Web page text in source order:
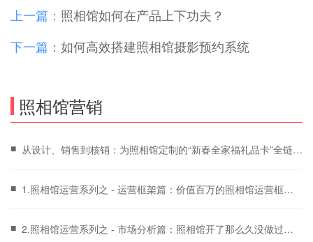
上一篇： 照相馆如何在产品上下功夫？
下一篇： 如何高效搭建照相馆摄影预约系统
照相馆营销
■ 从设计、销售到核销：为照相馆定制的“新春全家福礼品卡”全链路
■ 1.照相馆运营系列之 - 运营框架篇：价值百万的照相馆运营框
■ 2.照相馆运营系列之 - 市场分析篇：照相馆开了那么久没做过市